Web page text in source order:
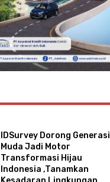
IDSurvey Dorong Generasi
Muda Jadi Motor
Transformasi Hijau
Indonesia ,Tanamkan